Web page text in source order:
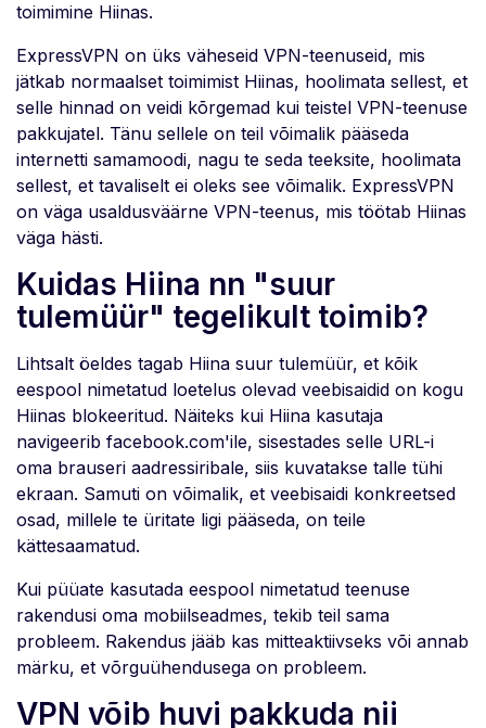
toimimine Hiinas.
ExpressVPN on üks väheseid VPN-teenuseid, mis
jätkab normaalset toimimist Hiinas, hoolimata sellest, et
selle hinnad on veidi kõrgemad kui teistel VPN-teenuse
pakkujatel. Tänu sellele on teil võimalik pääseda
internetti samamoodi, nagu te seda teeksite, hoolimata
sellest, et tavaliselt ei oleks see võimalik. ExpressVPN
on väga usaldusväärne VPN-teenus, mis töötab Hiinas
väga hästi.
Kuidas Hiina nn "suur
tulemüür" tegelikult toimib?
Lihtsalt öeldes tagab Hiina suur tulemüür, et kõik
eespool nimetatud loetelus olevad veebisaidid on kogu
Hiinas blokeeritud. Näiteks kui Hiina kasutaja
navigeerib facebook.com'ile, sisestades selle URL-i
oma brauseri aadressiribale, siis kuvatakse talle tühi
ekraan. Samuti on võimalik, et veebisaidi konkreetsed
osad, millele te üritate ligi pääseda, on teile
kättesaamatud.
Kui püüate kasutada eespool nimetatud teenuse
rakendusi oma mobiilseadmes, tekib teil sama
probleem. Rakendus jääb kas mitteaktiivseks või annab
märku, et võrguühendusega on probleem.
VPN võib huvi pakkuda nii